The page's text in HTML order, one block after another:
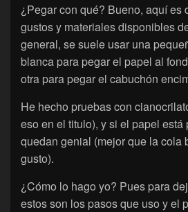
¿Pegar con qué? Bueno, aquí es
gustos y materiales disponibles
general, se suele usar una
blanca para pegar el papel al
otra para pegar el cabuchón
He hecho pruebas con
eso en el titulo), y si el papel está
quedan genial (mejor que la cola
gusto).
¿Cómo lo hago yo? Pues para
estos son los pasos que uso y el